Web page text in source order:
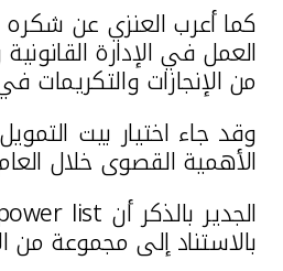
كما أعرب العنزي عن شكره
العمل في الإدارة
من الإنجازات والتكريمات
وقد جاء اختيار بيت
الأهمية القصوى خلال
الجدير بالذكر أن list
بالاستناد إلى مجموعة من